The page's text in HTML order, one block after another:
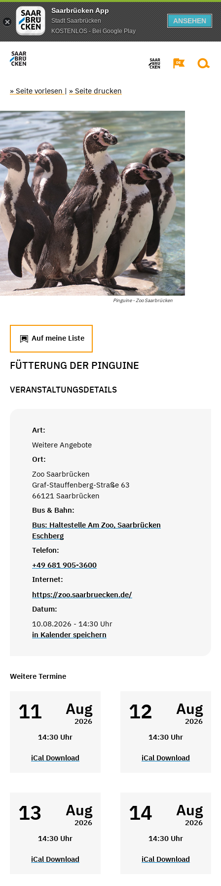
Saarbrücken App
Stadt Saarbrücken
KOSTENLOS - Bei Google Play
ANSEHEN
» Seite vorlesen | » Seite drucken
Pinguine - Zoo Saarbrücken
Auf meine Liste
FÜTTERUNG DER PINGUINE
VERANSTALTUNGSDETAILS
Art:
Weitere Angebote
Ort:
Zoo Saarbrücken
Graf-Stauffenberg-Straße 63
66121 Saarbrücken
Bus & Bahn:
Bus: Haltestelle Am Zoo, Saarbrücken
Eschberg
Telefon:
+49 681 905-3600
Internet:
https://zoo.saarbruecken.de/
Datum:
10.08.2026 - 14:30 Uhr
in Kalender speichern
Weitere Termine
11 Aug
2026
14:30 Uhr
iCal Download
12 Aug
2026
14:30 Uhr
iCal Download
13 Aug
2026
14:30 Uhr
iCal Download
14 Aug
2026
14:30 Uhr
iCal Download